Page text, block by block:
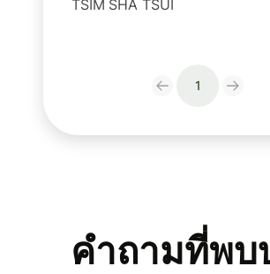
TSIM SHA TSUI
1
คำถามที่พบ